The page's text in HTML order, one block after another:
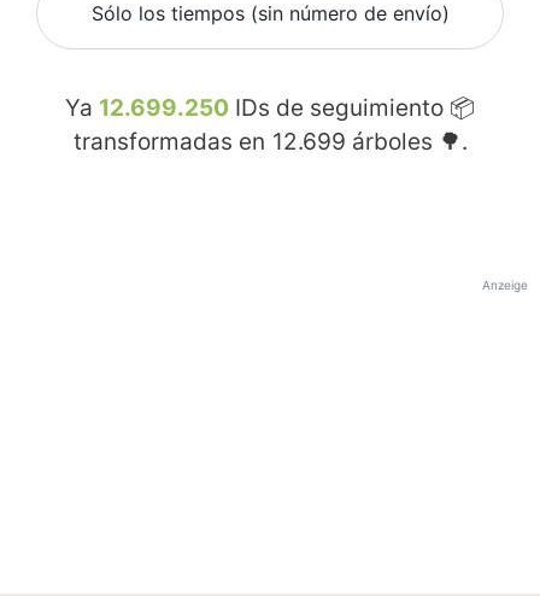
Sólo los tiempos (sin número de envío)
Ya 12.699.250 IDs de seguimiento 📦
transformadas en 12.699 árboles 🌳.
Anzeige